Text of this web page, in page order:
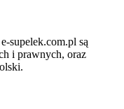
supelek.com.pl są
i prawnych, oraz